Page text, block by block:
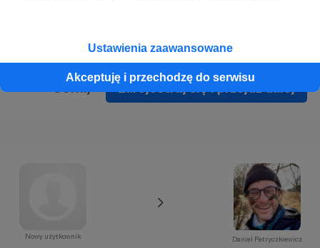
Ustawienia zaawansowane
Akceptuję i przechodzę do serwisu
Zarejestruj się i przejdź dalej
Nowy użytkownik Daniel Petryczkiewicz